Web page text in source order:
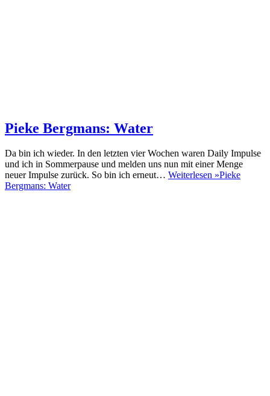
Pieke Bergmans: Water
Da bin ich wieder. In den letzten vier Wochen waren Daily Impulse
und ich in Sommerpause und melden uns nun mit einer Menge
neuer Impulse zurück. So bin ich erneut… Weiterlesen »Pieke
Bergmans: Water